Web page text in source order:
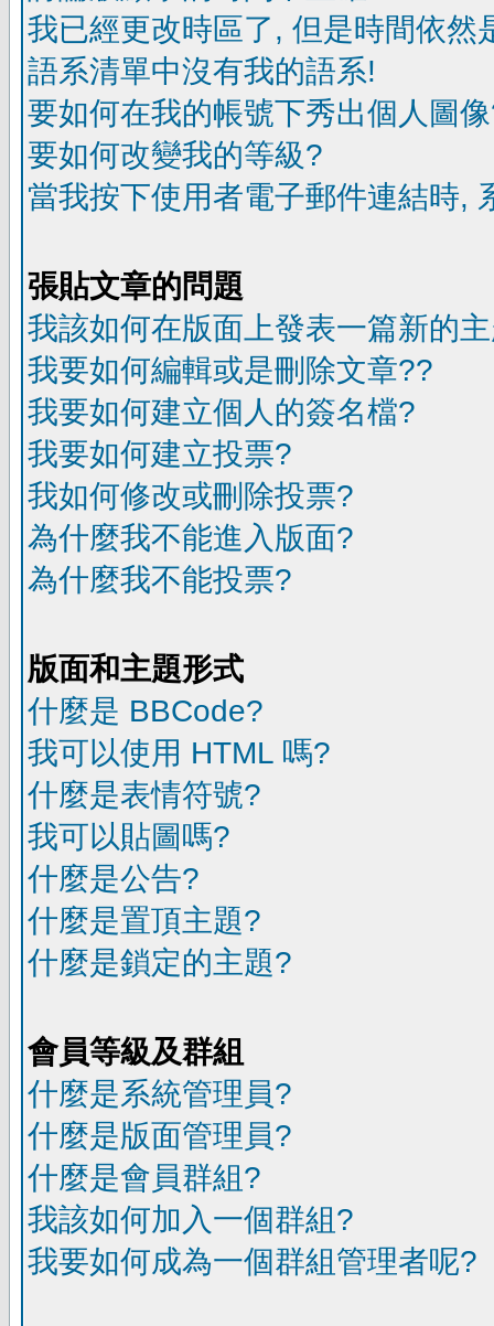
我已經更改時區了, 但是時間依然
語系清單中沒有我的語系!
要如何在我的帳號下秀出個人圖
要如何改變我的等級?
當我按下使用者電子郵件連結時,
張貼文章的問題
我該如何在版面上發表一篇新的
我要如何編輯或是刪除文章??
我要如何建立個人的簽名檔?
我要如何建立投票?
我如何修改或刪除投票?
為什麼我不能進入版面?
為什麼我不能投票?
版面和主題形式
什麼是 BBCode?
我可以使用 HTML 嗎?
什麼是表情符號?
我可以貼圖嗎?
什麼是公告?
什麼是置頂主題?
什麼是鎖定的主題?
會員等級及群組
什麼是系統管理員?
什麼是版面管理員?
什麼是會員群組?
我該如何加入一個群組?
我要如何成為一個群組管理者呢?